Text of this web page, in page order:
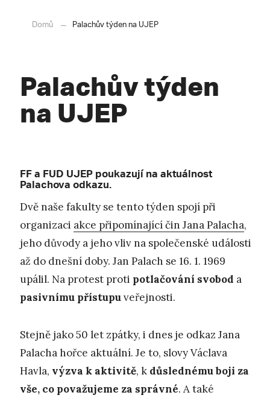
Domů Palachův týden na UJEP
Palachův týden
na UJEP
FF a FUD UJEP poukazují na aktuálnost
Palachova odkazu.
Dvě naše fakulty se tento týden spojí při
organizaci akce připomínající čin Jana Palacha,
jeho důvody a jeho vliv na společenské události
až do dnešní doby. Jan Palach se 16. 1. 1969
upálil. Na protest proti potlačování svobod a
pasivnímu přístupuveřejnosti.
Stejně jako 50 let zpátky, i dnes je odkaz Jana
Palacha hořce aktuální. Je to, slovy Václava
Havla, výzva k aktivitě, k důslednému boji za
vše, co považujeme za správné. A také